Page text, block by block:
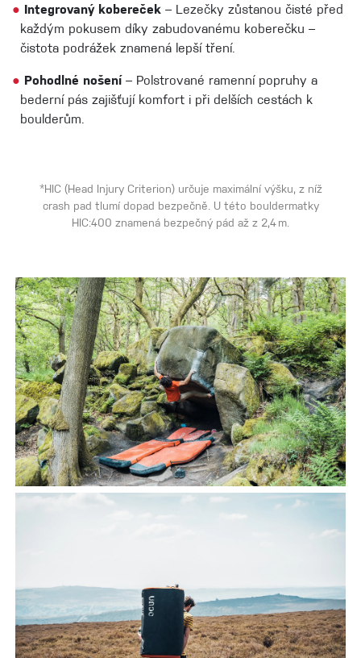
● Integrovaný kobereček – Lezečky zůstanou čisté před
každým pokusem díky zabudovanému koberečku –
čistota podrážek znamená lepší tření.
● Pohodlné nošení – Polstrované ramenní popruhy a
bederní pás zajišťují komfort i při delších cestách k
boulderům.
*HIC (Head Injury Criterion) určuje maximální výšku, z níž
crash pad tlumí dopad bezpečně. U této bouldermatky
HIC:400 znamená bezpečný pád až z 2,4 m.